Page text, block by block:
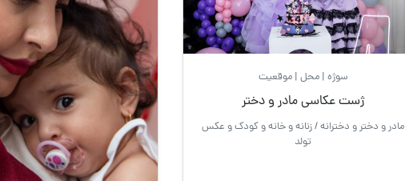
سوژه | محل | موقعیت
ژست عکاسی مادر و دختر
مادر و دختر و دخترانه / زنانه و خانه و کودک و عکس
تولد